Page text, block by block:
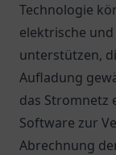
Technologie
elektrische
unterstützen,
Aufladung
das Stromnetz
Software zur
Abrechnung